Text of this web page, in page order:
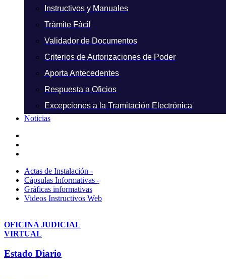
Instructivos y Manuales
Trámite Fácil
Validador de Documentos
Criterios de Autorizaciones de Poder
Aporta Antecedentes
Respuesta a Oficios
Excepciones a la Tramitación Electrónica
Noticias
Actas de Instalación -
Cápsulas Informativas -
Gráficas informativas
Videos Instructivos Web
OFICINA JUDICIAL
VIRTUAL
Estado Diario